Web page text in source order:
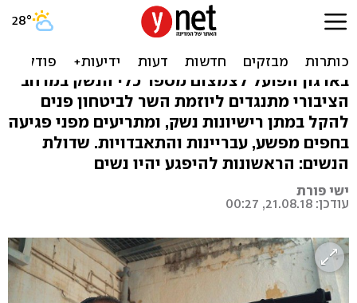
הקלה בהשגת רישיון נשק:
"מסוכן, אנחנו לא אמריקה"
בארגון הפועל לצמצום מספר כלי הנשק במרחב
הציבורי מתנגדים ליוזמת השר לביטחון פנים
להקל במתן רישיונות נשק, ומתריעים מפני פגיעה
בחפים מפשע, עבריינות והתאבדויות. שדולת
הנשים: הראשונות להיפגע יהיו נשים
ישי פורת
עודכן: 21.08.18, 00:27